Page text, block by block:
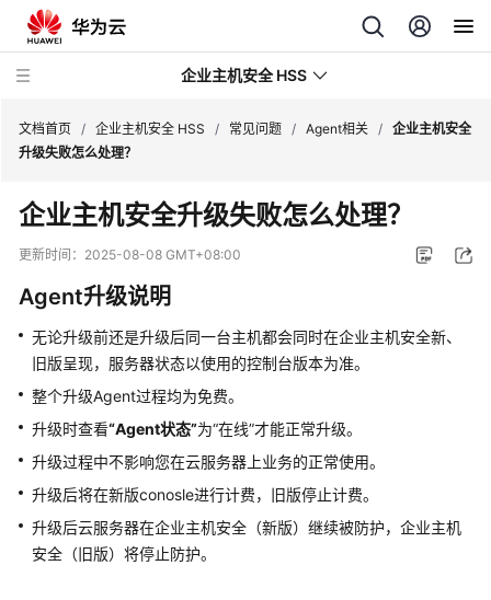
企业主机安全 HSS
最
新
动
术
画
册
产
品
介
计
文档首页 / 企业主机安全 HSS / 常见问题 / Agent相关 / 企业主机安全
升级失败怎么处理？
企业主机安全升级失败怎么处理？
更新时间： 2025-08-08 GMT+08:00
Agent升级说明
无论升级前还是升级后同一台主机都会同时在企业主机安全新、
旧版呈现，服务器状态以使用的控制台版本为准。
整个升级Agent过程均为免费。
升级时查看“Agent状态”为“在线”才能正常升级。
升级过程中不影响您在云服务器上业务的正常使用。
升级后将在新版conosle进行计费，旧版停止计费。
升级后云服务器在企业主机安全 （新版）继续被防护， 企业主机
安全 （旧版）将停止防护。